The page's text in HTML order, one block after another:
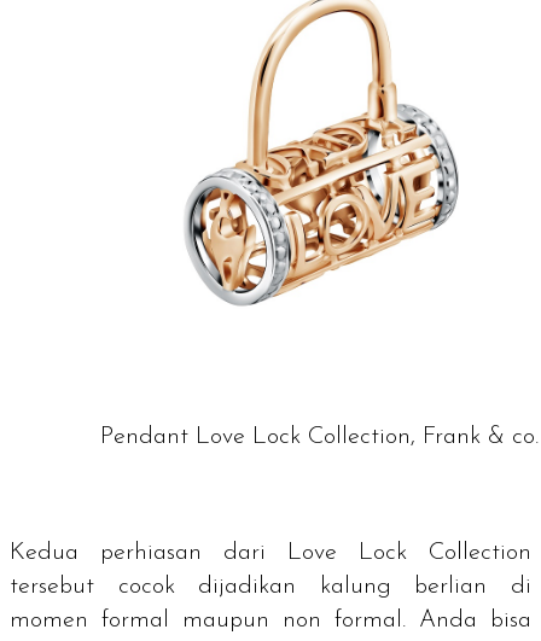
Pendant Love Lock Collection, Frank & co.
Kedua perhiasan dari Love Lock Collection
tersebut cocok dijadikan kalung berlian di
momen formal maupun non formal. Anda bisa